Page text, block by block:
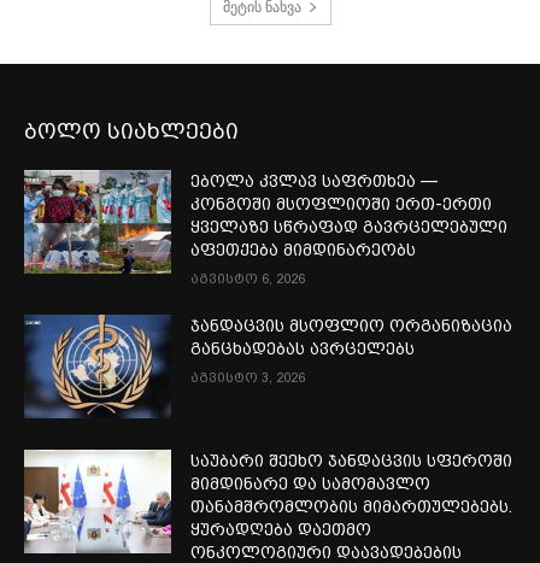
მეტის ნახვა
ბოლო სიახლეები
ებოლა კვლავ საფრთხეა —
კონგოში მსოფლიოში ერთ-ერთი
ყველაზე სწრაფად გავრცელებული
აფეთქება მიმდინარეობს
აგვისტო 6, 2026
ჯანდაცვის მსოფლიო ორგანიზაცია
განცხადებას ავრცელებს
აგვისტო 3, 2026
საუბარი შეეხო ჯანდაცვის სფეროში
მიმდინარე და სამომავლო
თანამშრომლობის მიმართულებებს.
ყურადღება დაეთმო
ონკოლოგიური დაავადებების